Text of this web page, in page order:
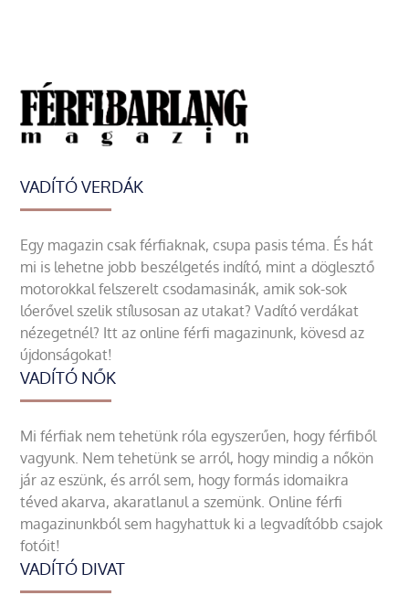
VADÍTÓ VERDÁK
Egy magazin csak férfiaknak, csupa pasis téma. És hát
mi is lehetne jobb beszélgetés indító, mint a döglesztő
motorokkal felszerelt csodamasinák, amik sok-sok
lóerővel szelik stílusosan az utakat? Vadító verdákat
nézegetnél? Itt az online férfi magazinunk, kövesd az
újdonságokat!
VADÍTÓ NŐK
Mi férfiak nem tehetünk róla egyszerűen, hogy férfiből
vagyunk. Nem tehetünk se arról, hogy mindig a nőkön
jár az eszünk, és arról sem, hogy formás idomaikra
téved akarva, akaratlanul a szemünk. Online férfi
magazinunkból sem hagyhattuk ki a legvadítóbb csajok
fotóit!
VADÍTÓ DIVAT